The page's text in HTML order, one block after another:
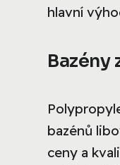
hlavní
bazénů
ceny a